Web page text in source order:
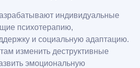
индивидуальные
психотерапию,
и социальную адаптацию.
изменить деструктивные
эмоциональную